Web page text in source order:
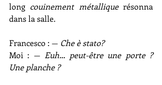
long couinement métallique résonna
dans la salle.
Francesco : — Che è stato?
Moi : — Euh… peut-être une porte ?
Une planche ?